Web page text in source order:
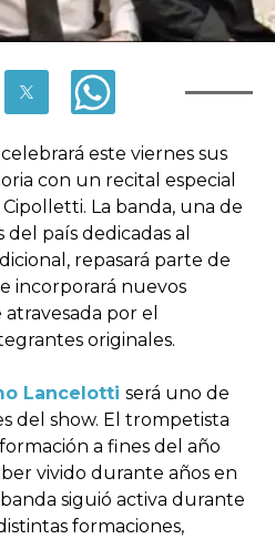
celebrará este viernes sus
con un recital especial
La banda, una de
del país dedicadas al
repasará parte de
incorporará nuevos
por el
originales.
Lancelotti será uno de
del show. El trompetista
a fines del año
vivido durante años en
siguió activa durante
formaciones,